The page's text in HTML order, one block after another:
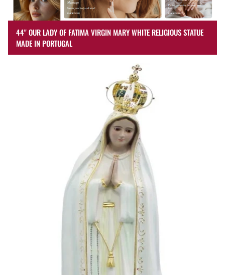
44" OUR LADY OF FATIMA VIRGIN MARY WHITE RELIGIOUS STATUE
MADE IN PORTUGAL